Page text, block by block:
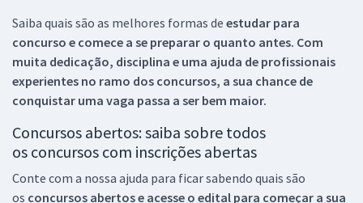
Saiba quais são as melhores formas de estudar para
concurso e comece a se preparar o quanto antes. Com
muita dedicação, disciplina e uma ajuda de profissionais
experientes no ramo dos concursos, a sua chance de
conquistar uma vaga passa a ser bem maior.
Concursos abertos: saiba sobre todos
os concursos com inscrições abertas
Conte com a nossa ajuda para ficar sabendo quais são
os concursos abertos e acesse o edital para começar a sua